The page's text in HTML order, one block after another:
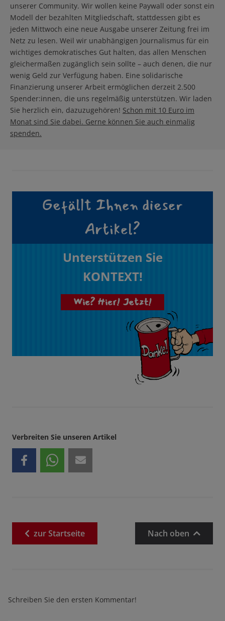
unserer Community. Wir wollen keine Paywall oder sonst ein
Modell der bezahlten Mitgliedschaft, stattdessen gibt es
jeden Mittwoch eine neue Ausgabe unserer Zeitung frei im
Netz zu lesen. Weil wir unabhängigen Journalismus für ein
wichtiges demokratisches Gut halten, das allen Menschen
gleichermaßen zugänglich sein sollte – auch denen, die nur
wenig Geld zur Verfügung haben. Eine solidarische
Finanzierung unserer Arbeit ermöglichen derzeit 2.500
Spender:innen, die uns regelmäßig unterstützen. Wir laden
Sie herzlich ein, dazuzugehören! Schon mit 10 Euro im
Monat sind Sie dabei. Gerne können Sie auch einmalig
spenden.
Gefällt Ihnen dieser
Artikel?
Unterstützen Sie
KONTEXT!
Wie? Hier! Jetzt!
Verbreiten Sie unseren Artikel
zurStartseite Nach oben
Schreiben Sie den ersten Kommentar!